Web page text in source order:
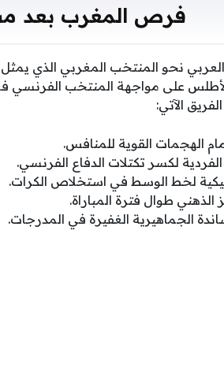
فرص المغرب بعد
نحو المنتخب المغربي الذي يمثل
على مواجهة المنتخب الفرنسي
الآتي:
الهجمات القوية للمنافس.
لكسر تكتلات الدفاع الفرنسي.
لخط الوسط في استخلاص الكرات.
الذهني طوال فترة المباراة.
الجماهيرية الغفيرة في المدرجات.